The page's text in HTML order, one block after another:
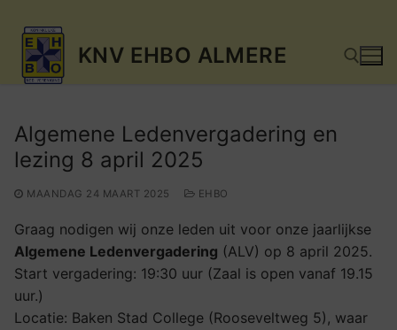
naar
KNV EHBO ALMERE
Zoeken naar:
Algemene Ledenvergadering en
lezing 8 april 2025
MAANDAG 24 MAART 2025 EHBO
Graag nodigen wij onze leden uit voor onze jaarlijkse
Algemene Ledenvergadering (ALV) op 8 april 2025.
Start vergadering: 19:30 uur (Zaal is open vanaf 19.15
uur.)
Locatie: Baken Stad College (Rooseveltweg 5), waar